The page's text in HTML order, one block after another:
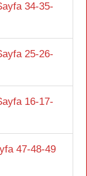
34-35-
25-26-
16-17-
47-48-49